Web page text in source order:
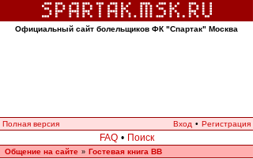
Официальный сайт болельщиков ФК "Спартак" Москва
Полная версия Вход • Регистрация
FAQ • Поиск
Общение на сайте » Гостевая книга ВВ